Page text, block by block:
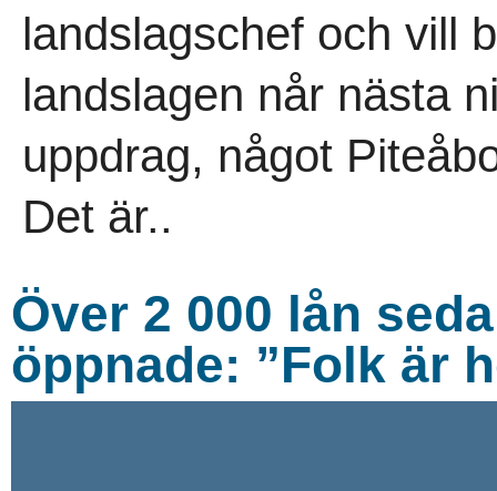
landslagschef och vill
landslagen når nästa
uppdrag, något
Det är..
Över 2 000 lån
öppnade: ”Folk är